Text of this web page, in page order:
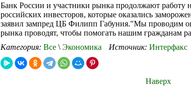
Банк России и участники рынка продолжают работу
российских инвесторов, которые оказались
заявил зампред ЦБ Филипп Габуния."Мы проводим
рынка проводят, чтобы помогать нашим гражданам
Категория: Все \ Экономика Источник: Интерфакс
Наверх